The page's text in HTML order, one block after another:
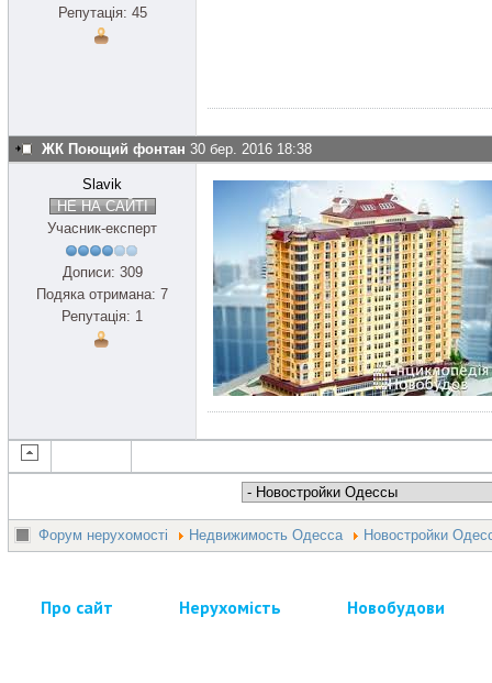
Репутація: 45
ЖК Поющий фонтан 30 бер. 2016 18:38
Slavik
НЕ НА САЙТІ
Учасник-експерт
Дописи: 309
Подяка отримана: 7
Репутація: 1
Форум нерухомості Недвижимость Одесса Новостройки
Про сайт Нерухомість Новобудови